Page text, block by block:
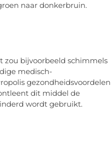
naar donkerbruin.
zou bijvoorbeeld schimmels
medisch-
gezondheidsvoordelen
dit middel de
wordt gebruikt.